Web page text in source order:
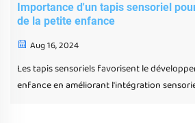
Importance d'un tapis sensoriel
de la petite enfance
Aug 16, 2024
Les tapis sensoriels favorisent le
enfance en améliorant l'intégration